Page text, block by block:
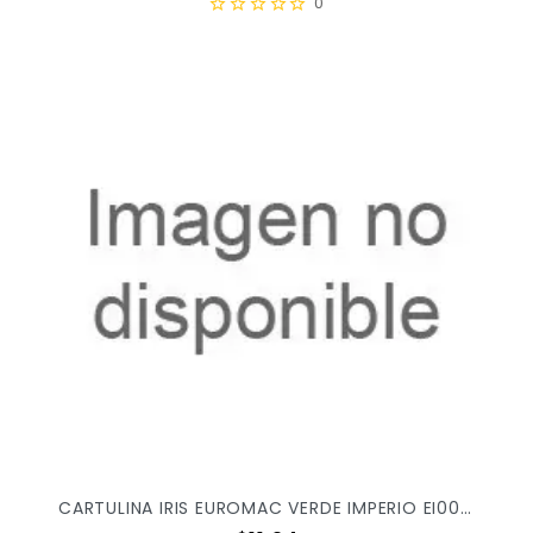
CARTULINA IRIS EUROMAC VERDE IMPERIO EI0046 X/100